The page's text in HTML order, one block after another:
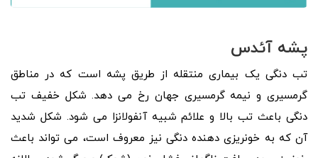
پشه آئدس
تب دنگی یک بیماری منتقله از طریق پشه است که در مناطق
گرمسیری و نیمه گرمسیری جهان رخ می دهد. شکل خفیف تب
دنگی باعث تب بالا و علائم شبیه آنفولانزا می شود. شکل شدید
آن که به خونریزی دهنده دنگی نیز معروف است، می تواند باعث